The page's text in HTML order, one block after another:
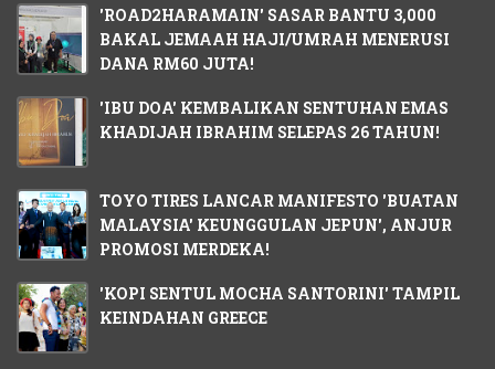
'ROAD2HARAMAIN' SASAR BANTU 3,000
BAKAL JEMAAH HAJI/UMRAH MENERUSI
DANA RM60 JUTA!
'IBU DOA' KEMBALIKAN SENTUHAN EMAS
KHADIJAH IBRAHIM SELEPAS 26 TAHUN!
TOYO TIRES LANCAR MANIFESTO 'BUATAN
MALAYSIA' KEUNGGULAN JEPUN', ANJUR
PROMOSI MERDEKA!
'KOPI SENTUL MOCHA SANTORINI' TAMPIL
KEINDAHAN GREECE